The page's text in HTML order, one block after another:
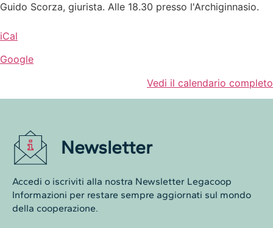
Guido Scorza, giurista. Alle 18.30 presso l'Archiginnasio.
iCal
Google
Vedi il calendario completo
Newsletter
Accedi o iscriviti alla nostra Newsletter Legacoop
Informazioni per restare sempre aggiornati sul mondo
della cooperazione.